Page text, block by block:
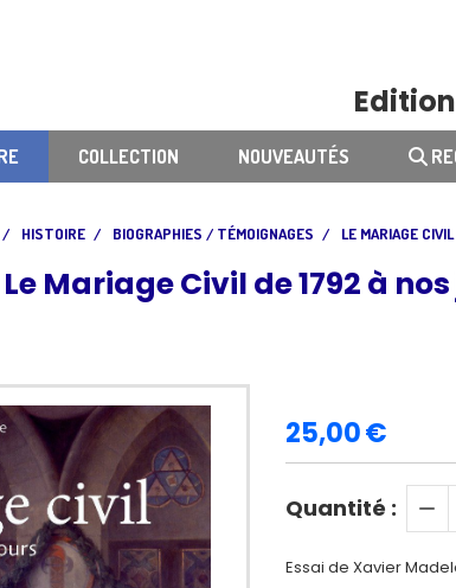
COLLECTION NOUVEAUTÉS
HISTOIRE BIOGRAPHIES / TÉMOIGNAGES LE MARIAGE
Le Mariage Civil de 1792 à
25,00€
Quantité :
Essai de Xavier